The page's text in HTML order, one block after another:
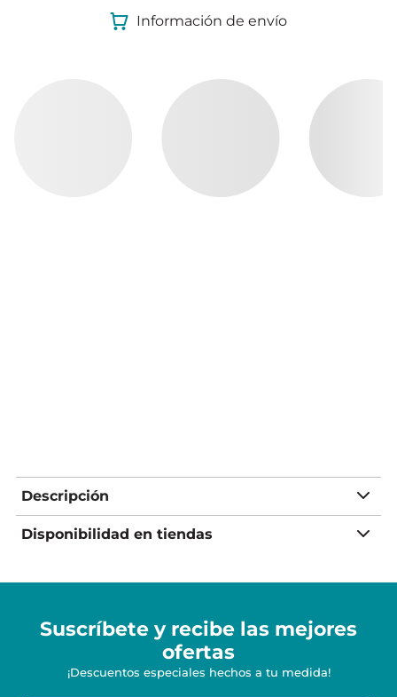
Información de envío
Descripción
Disponibilidad en tiendas
Suscríbete y recibe las mejores
ofertas
¡Descuentos especiales hechos a tu medida!